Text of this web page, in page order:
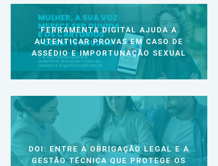
FERRAMENTA DIGITAL AJUDA A
AUTENTICAR PROVAS EM CASO DE
ASSÉDIO E IMPORTUNAÇÃO SEXUAL
DOI: ENTRE A OBRIGAÇÃO LEGAL E A
GESTÃO TÉCNICA QUE PROTEGE OS